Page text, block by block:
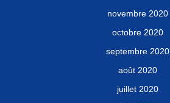
novembre 2020
octobre 2020
septembre 2020
août 2020
juillet 2020